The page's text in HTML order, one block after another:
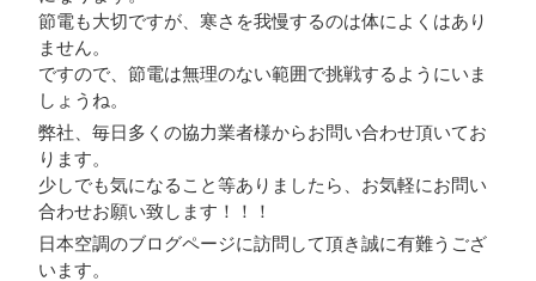
節電も大切ですが、寒さを我慢するのは体によくはあり
ません。
ですので、節電は無理のない範囲で挑戦するようにいま
しょうね。
弊社、毎日多くの協力業者様からお問い合わせ頂いてお
ります。
少しでも気になること等ありましたら、お気軽にお問い
合わせお願い致します！！！
日本空調のブログページに訪問して頂き誠に有難うござ
います。